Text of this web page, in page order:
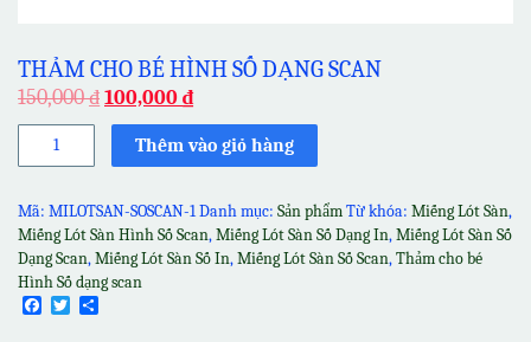
THẢM CHO BÉ HÌNH SỐ DẠNG SCAN
150,000₫ 100,000 ₫
Thảm
Hình
Số
dạng
scan
số
Thêm vào giỏ hàng
Mã: MILOTSAN-SOSCAN-1Danh mục: Sản phẩmTừ khóa: Miếng Lót Sàn,
Miếng Lót Sàn Hình Số Scan,Miếng Lót Sàn Số Dạng In,Miếng Lót Sàn Số
Dạng Scan,Miếng Lót Sàn Số In,Miếng Lót Sàn Số Scan,Thảm cho bé
Hình Số dạng scan
Facebook
Twitter